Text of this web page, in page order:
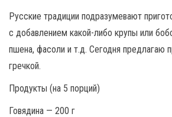
Русские традиции подразумевают
с добавлением какой-либо крупы или
пшена, фасоли и т.д. Сегодня предлагаю
гречкой.
Продукты (на 5 порций)
Говядина — 200 г